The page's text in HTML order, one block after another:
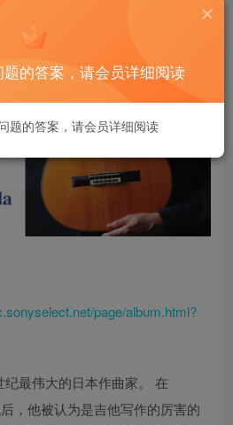
page/album.html?
最伟大的日本作曲家。 在
，他被认为是吉他写作的厉害的
的答案，请会员详细阅读
题的答案，请会员详细阅读